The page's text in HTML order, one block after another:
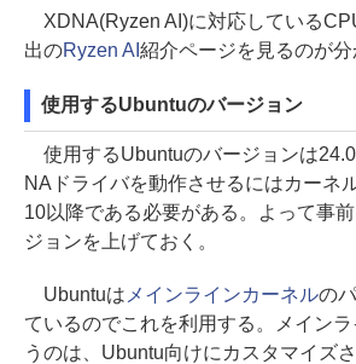
XDNA(Ryzen AI)に対応している
出のRyzen AI 紹介ページを見るのが分
使用するUbuntuのバージョン
使用するUbuntuのバージョンは
NAドライバを動作させるにはカーネ
10以降である必要がある。よって事
ジョンを上げておく。
Ubuntuは メインラインカーネルの
ているのでこれを利用する。メイン
うのは、Ubuntu向けにカスタマイズ